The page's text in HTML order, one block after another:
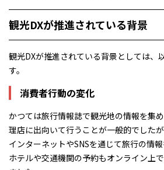
観光DXが推進されている背景
観光DXが推進されている背景としては、
す。
消費者行動の変化
かつては旅行情報誌で観光地の情報を集
理店に出向いて行うことが一般的でした
インターネットやSNSを通じて旅行の情報
ホテルや交通機関の予約もオンライン上